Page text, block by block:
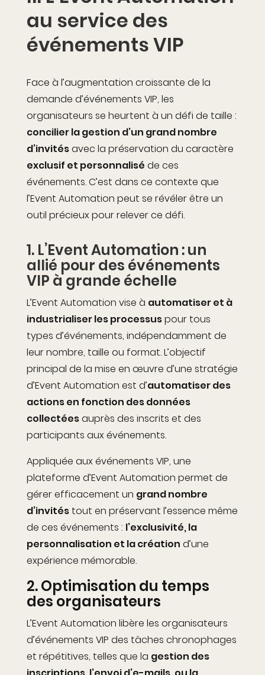
au service des
événements VIP
Face à l’augmentation croissante de la
demande d’événements VIP, les
organisateurs se heurtent à un défi de taille :
concilier la gestion d’un grand nombre
d’invitésavec la préservation du caractère
exclusif et personnalisé de ces
événements. C’est dans ce contexte que
l’Event Automation peut se révélerêtre un
outil précieux pour relever ce défi.
1. L’EventAutomation : un
allié pour des événements
VIP à grande échelle
L’Event Automation vise à automatiser et à
industrialiser les processuspour tous
types d’événements, indépendamment de
leur nombre, taille ou format. L’objectif
principal de la mise en œuvre d’une stratégie
d’Event Automation est d’automatiser des
actions en fonction des données
collectéesauprès des inscrits et des
participants aux événements.
Appliquée aux événements VIP, une
plateforme d’Event Automation permet de
gérer efficacement un grand nombre
d’invitéstout en préservant l’essence même
de ces événements : l’exclusivité, la
personnalisation et la création d’une
expérience mémorable.
2. Optimisation du temps
des organisateurs
L’Event Automation libère les organisateurs
d’événements VIP des tâches chronophages
et répétitives, telles que la gestion des